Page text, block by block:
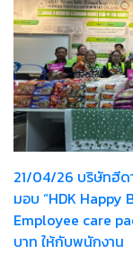
21/04/26 บริษัทฮีด
มอบ “HDK Happy
Employee care
บาท ให้กับพนักงาน